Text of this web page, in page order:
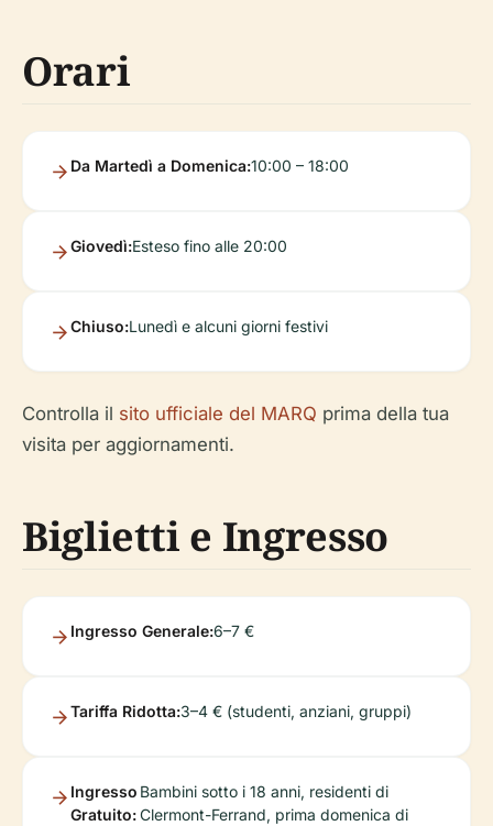
Orari
Da Martedì a Domenica:10:00 – 18:00
Giovedì:Esteso fino alle 20:00
Chiuso:Lunedì e alcuni giorni festivi
Controlla il sito ufficiale del MARQ prima della tua
visita per aggiornamenti.
Biglietti e Ingresso
Ingresso Generale:6–7 €
Tariffa Ridotta:3–4 € (studenti, anziani, gruppi)
Ingresso
Gratuito:
Bambini sotto i 18 anni, residenti di
Clermont-Ferrand, prima domenica di